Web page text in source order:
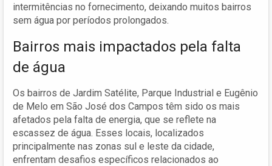
intermitências no fornecimento, deixando muitos bairros
sem água por períodos prolongados.
Bairros mais impactados pela falta
de água
Os bairros de Jardim Satélite, Parque Industrial e Eugênio
de Melo em São José dos Campos têm sido os mais
afetados pela falta de energia, que se reflete na
escassez de água. Esses locais, localizados
principalmente nas zonas sul e leste da cidade,
enfrentam desafios específicos relacionados ao